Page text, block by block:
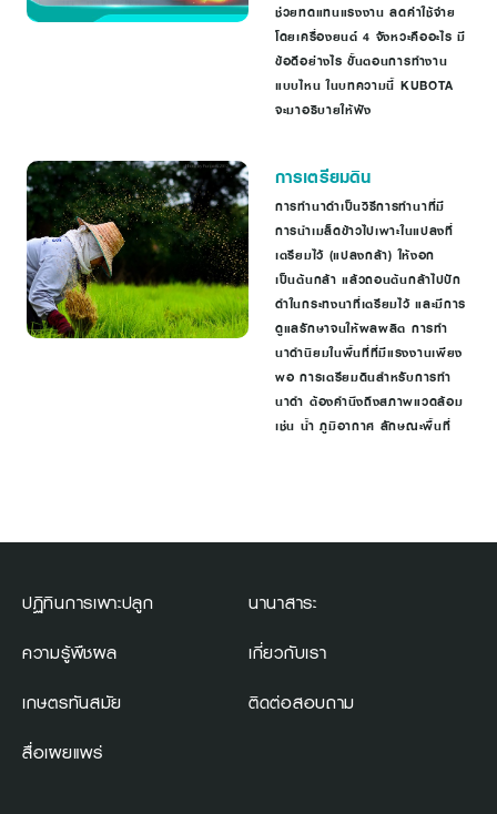
ช่วยทดแทนแรงงาน ลดค่าใช้จ่าย
โดยเครื่องยนต์ 4 จังหวะคืออะไร มี
ข้อดีอย่างไร ขั้นตอนการทำงาน
แบบไหน ในบทความนี้ KUBOTA
จะมาอธิบายให้ฟัง
การเตรียมดิน
การทำนาดำเป็นวิธีการทำนาที่มี
การนำเมล็ดข้าวไปเพาะในแปลงที่
เตรียมไว้ (แปลงกล้า) ให้งอก
เป็นต้นกล้า แล้วถอนต้นกล้าไปปัก
ดำในกระทงนาที่เตรียมไว้ และมีการ
ดูแลรักษาจนให้ผลผลิต การทำ
นาดำนิยมในพื้นที่ที่มีแรงงานเพียง
พอ การเตรียมดินสำหรับการทำ
นาดำ ต้องคำนึงถึงสภาพแวดล้อม
เช่น น้ำ ภูมิอากาศ ลักษณะพื้นที่
ปฏิทินการเพาะปลูก
ความรู้พืชผล
เกษตรทันสมัย
สื่อเผยแพร่
นานาสาระ
เกี่ยวกับเรา
ติดต่อสอบถาม